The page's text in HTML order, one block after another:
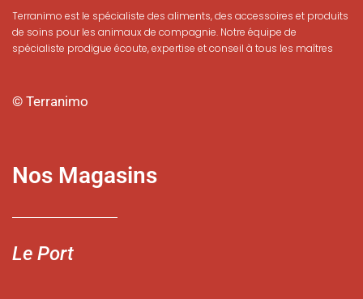
Terranimo est le spécialiste des aliments, des accessoires et produits
de soins pour les animaux de compagnie. Notre équipe de
spécialiste prodigue écoute, expertise et conseil à tous les maîtres
© Terranimo
Nos Magasins
Le Port